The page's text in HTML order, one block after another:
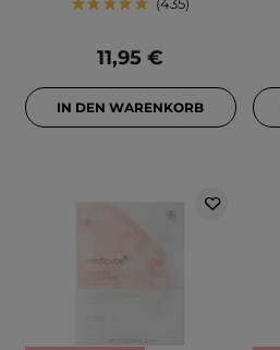
435
11,95 €
IN DEN WARENKORB